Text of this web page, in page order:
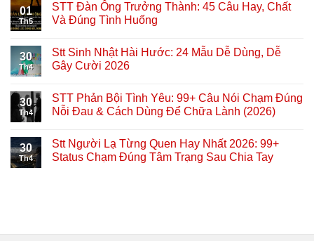
01
Th5
STT Đàn Ông Trưởng Thành: 45 Câu Hay, Chất
Và Đúng Tình Huống
30
Th4
Stt Sinh Nhật Hài Hước: 24 Mẫu Dễ Dùng, Dễ
Gây Cười 2026
30
Th4
STT Phản Bội Tình Yêu: 99+ Câu Nói Chạm Đúng
Nỗi Đau & Cách Dùng Để Chữa Lành (2026)
30
Th4
Stt Người Lạ Từng Quen Hay Nhất 2026: 99+
Status Chạm Đúng Tâm Trạng Sau Chia Tay